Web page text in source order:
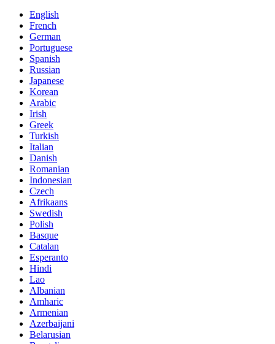
English
French
German
Portuguese
Spanish
Russian
Japanese
Korean
Arabic
Irish
Greek
Turkish
Italian
Danish
Romanian
Indonesian
Czech
Afrikaans
Swedish
Polish
Basque
Catalan
Esperanto
Hindi
Lao
Albanian
Amharic
Armenian
Azerbaijani
Belarusian